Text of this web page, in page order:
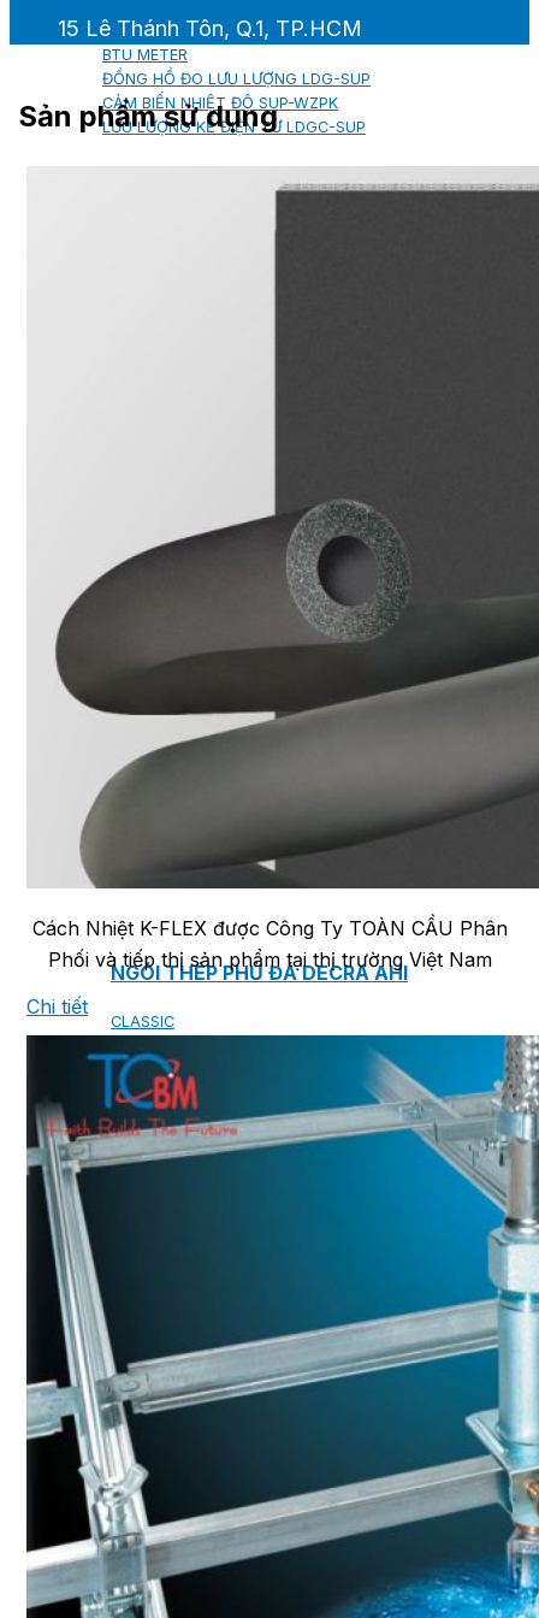
BTU METER
ĐỒNG HỒ ĐO LƯU LƯỢNG LDG-SUP
CẢM BIẾN NHIỆT ĐỘ SUP-WZPK
LƯU LƯỢNG KẾ ĐIỆN TỪ LDGC-SUP
ỐNG MỀM NỐI ĐẦU PHUN SPRINKLER
NGÓI BITUM PHỦ ĐÁ IKO
ARMOURSHIELD (TỔ ONG)
SUPERGLASS BIBER (VẢY CÁ)
CAMBRIDGE XTREME
DYNASTY
ARMOURSHAKE
CROWNE SLATE
NGÓI THÉP PHỦ ĐÁ DECRA AHI
CLASSIC
MILANO
SHAKE
SENATOR
ANTICA
CF SLATE
TẤM LỢP KIM LOẠI
PREMIUM - COPPER PRESTIGE ULTIMETAL HD
PREMIUM - COPPER PRESTIGE COMPACT PLUS
PREMIUM - COPPER PRESTIGE ELITE
PREMIUM - COPPER PRESTIGE TRADITIONAL
TẤM ỐP VOX
TẤM ỐP TRẦN INFRATOP
TẤM ỐP TƯỜNG MAX-3
15 Lê Thánh Tôn, Q.1, TP.HCM
Sản phẩm sử dụng
Cách Nhiệt K-FLEX được Công Ty TOÀN CẦU Phân
Phối và tiếp thị sản phẩm tại thị trường Việt Nam
Chi tiết